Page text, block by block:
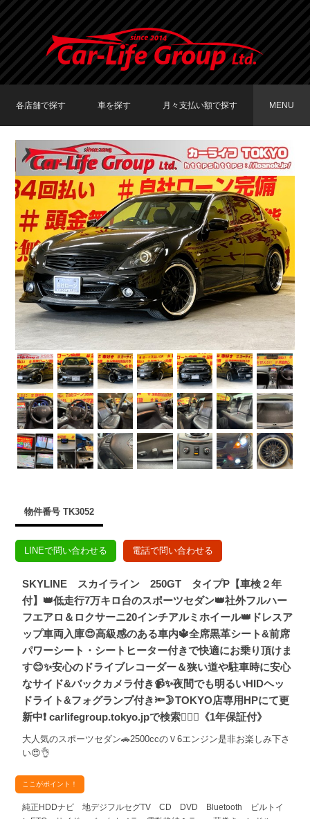
各店舗で探す
TOKYO店在庫車両
大阪店在庫車両
福岡店在庫車両
車を探す
車種で探す
メーカーで探す
月々支払い額で探す
〜19,999円
20,000円〜29,999円
30,000円〜39,999円
40,000円〜49,999円
50,000円〜
MENU
物件番号 TK3052
LINEで問い合わせる 電話で問い合わせる
SKYLINE スカイライン 250GT タイプP【車検２年
付】👑低走行7万キロ台のスポーツセダン👑社外フルハー
フエアロ＆ロクサーニ20インチアルミホイール👑ドレスア
ップ車両入庫😍高級感のある車内🔱全席黒革シート&前席
パワーシート・シートヒーター付きで快適にお乗り頂けま
す😊✨安心のドライブレコーダー＆狭い道や駐車時に安心
なサイド&バックカメラ付き📹✨夜間でも明るいHIDヘッ
ドライト&フォグランプ付き🔦🌛TOKYO店専用HPにて更
新中❗ carlifegroup.tokyo.jpで検索🕵️‍♂️🌛《1年保証付》
大人気のスポーツセダン🚗2500ccのＶ6エンジン是非お楽しみ下さ
い😍👌
ここがポイント！
純正HDDナビ 地デジフルセグTV CD DVD Bluetooth ビルトイ